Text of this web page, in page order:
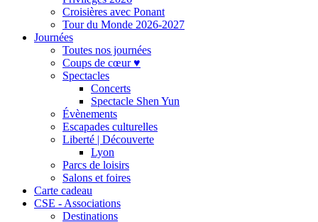
Croisières avec Ponant
Tour du Monde 2026-2027
Journées
Toutes nos journées
Coups de cœur ♥
Spectacles
Concerts
Spectacle Shen Yun
Évènements
Escapades culturelles
Liberté | Découverte
Lyon
Parcs de loisirs
Salons et foires
Carte cadeau
CSE - Associations
Destinations